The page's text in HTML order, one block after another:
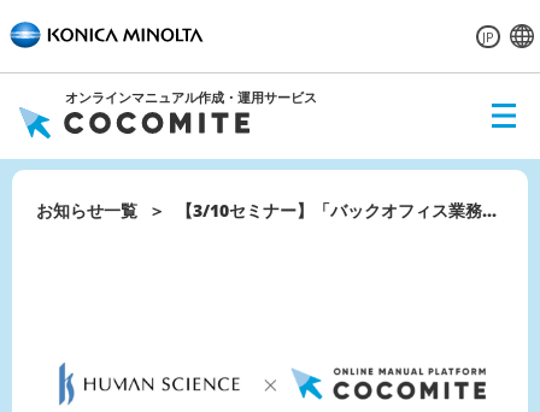
JP
オンラインマニュアル作成・運用サービス
ME
お知らせ一覧 【3/10セミナー】「バックオフィス業務...